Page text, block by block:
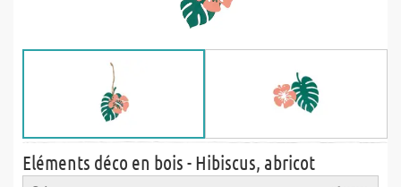
Eléments déco en bois - Hibiscus, abricot